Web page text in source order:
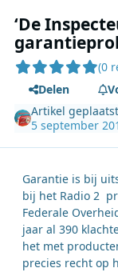
‘De
(0
Delen
Artikel
5 september
Garantie is bij
bij het Radio 2
Federale
jaar al 390
het met
precies recht op